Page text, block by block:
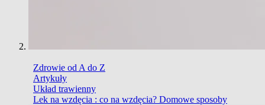
Zdrowie od A do Z
Artykuły
Układ trawienny
Lek na wzdęcia : co na wzdęcia? Domowe sposoby